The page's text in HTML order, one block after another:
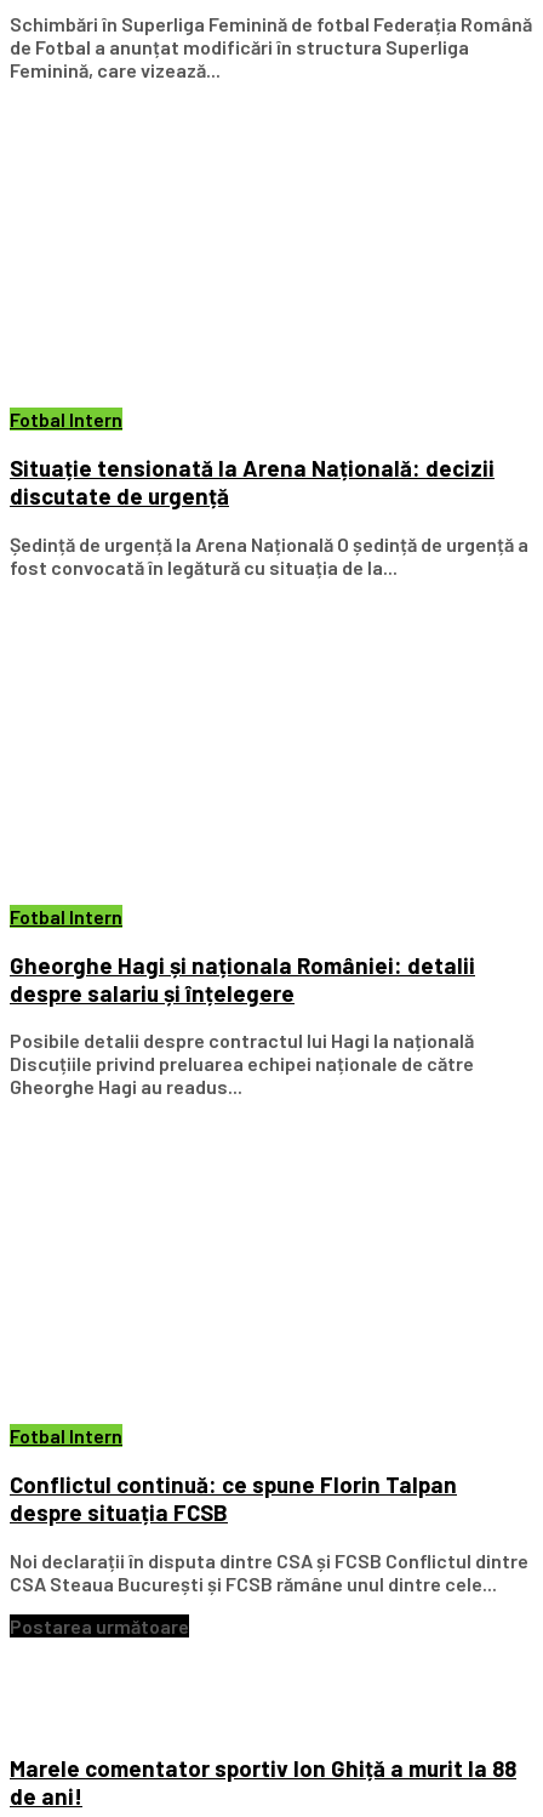
Schimbări în Superliga Feminină de fotbal Federația Română
de Fotbal a anunțat modificări în structura Superliga
Feminină, care vizează...
Fotbal Intern
Situație tensionată la Arena Națională: decizii
discutate de urgență
Ședință de urgență la Arena Națională O ședință de urgență a
fost convocată în legătură cu situația de la...
Fotbal Intern
Gheorghe Hagi și naționala României: detalii
despre salariu și înțelegere
Posibile detalii despre contractul lui Hagi la națională
Discuțiile privind preluarea echipei naționale de către
Gheorghe Hagi au readus...
Fotbal Intern
Conflictul continuă: ce spune Florin Talpan
despre situația FCSB
Noi declarații în disputa dintre CSA și FCSB Conflictul dintre
CSA Steaua București și FCSB rămâne unul dintre cele...
Postarea următoare
Marele comentator sportiv Ion Ghiță a murit la 88
de ani!